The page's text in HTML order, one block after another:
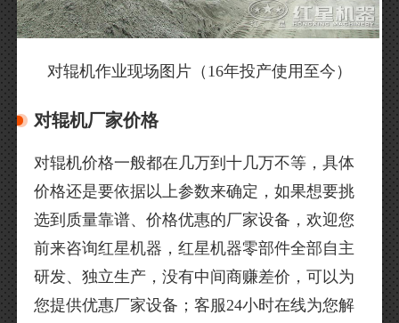
对辊机作业现场图片（16年投产使用至今）
对辊机厂家价格
对辊机价格一般都在几万到十几万不等，具体
价格还是要依据以上参数来确定，如果想要挑
选到质量靠谱、价格优惠的厂家设备，欢迎您
前来咨询红星机器，红星机器零部件全部自主
研发、独立生产，没有中间商赚差价，可以为
您提供优惠厂家设备；客服24小时在线为您解